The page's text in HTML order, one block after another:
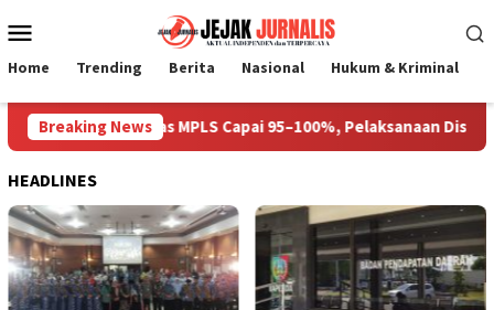
ke
Mobile
Home Trending Berita Nasional Hukum & Kriminal
Breaking News
Gedung Prioritas MPLS Capai 95–100%, Pelaksanaan
HEADLINES